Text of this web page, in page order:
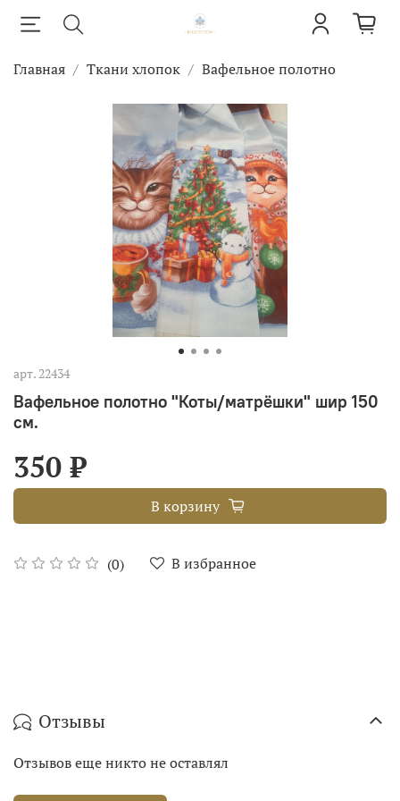
Главная Ткани хлопок Вафельное полотно
арт. 22434
Вафельное полотно "Коты/матрёшки" шир 150
см.
(0) В избранное
350 ₽
В корзину
Отзывы
Отзывов еще никто не оставлял